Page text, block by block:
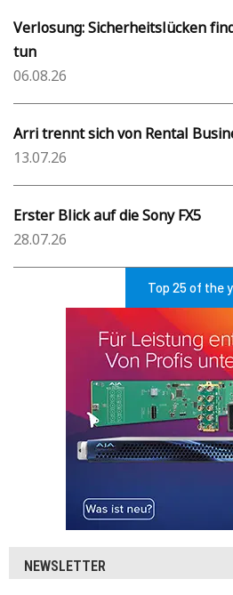
Verlosung: Sicherheitslücken
tun
06.08.26
Arri trennt sich von Rental
13.07.26
Erster Blick auf die Sony FX5
28.07.26
Top 25 of the
NEWSLETTER